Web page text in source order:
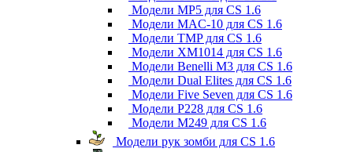
Модели MP5 для CS 1.6
Модели MAC-10 для CS 1.6
Модели TMP для CS 1.6
Модели XM1014 для CS 1.6
Модели Benelli M3 для CS 1.6
Модели Dual Elites для CS 1.6
Модели Five Seven для CS 1.6
Модели P228 для CS 1.6
Модели M249 для CS 1.6
Модели рук зомби для CS 1.6